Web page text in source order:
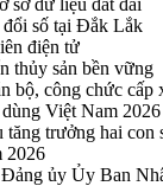
sở dữ liệu đất đai
đổi số tại Đắk Lắk
điện tử
thủy sản bền vững
bộ, công chức cấp
Việt Nam 2026
trưởng hai con
2026
ủy Ủy Ban